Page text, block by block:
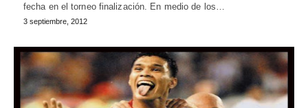
fecha en el torneo finalización. En medio de los…
3 septiembre, 2012